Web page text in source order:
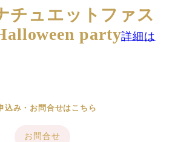
チュエットファス
party詳細は
込み・お問合せはこちら
お問合せ